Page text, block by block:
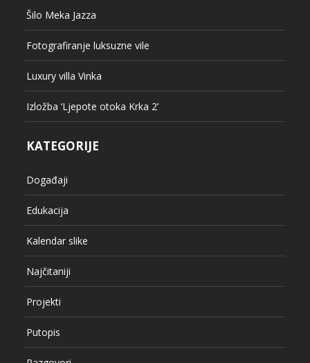
Šilo Meka Jazza
Fotografiranje luksuzne vile
Luxury villa Vinka
Izložba ‘Ljepote otoka Krka 2’
KATEGORIJE
Događaji
Edukacija
Kalendar slike
Najčitaniji
Projekti
Putopis